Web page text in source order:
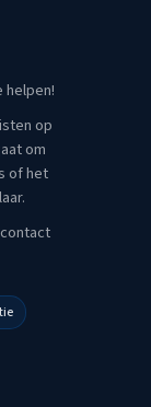
helpen!
op
om
of het